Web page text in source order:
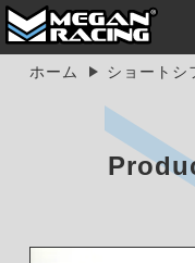
ホーム ショートシ